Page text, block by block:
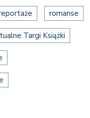
romanse
Targi Książki